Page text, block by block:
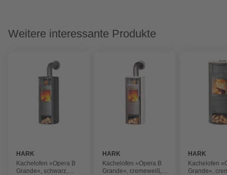
Weitere interessante Produkte
HARK
Kachelofen »Opera B
Grande«, schwarz,
HARK
Kachelofen »Opera B
Grande«, cremeweiß,
HARK
Kachelofen
Grande«,